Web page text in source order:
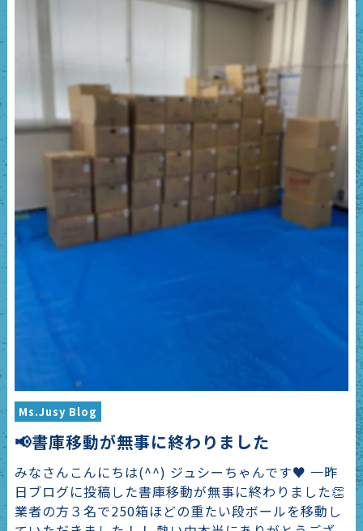
Ms.Jusy Blog
📢書庫移動が無事に終わりました
みなさんこんにちは(^^) ジュシーちゃんです♥ 一昨
日ブログに投稿した書庫移動が無事に終わりました👏
業者の方３名で250箱ほどの重たい段ボールを移動し